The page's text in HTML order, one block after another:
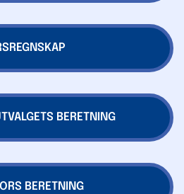
BERETNING
BERETNING